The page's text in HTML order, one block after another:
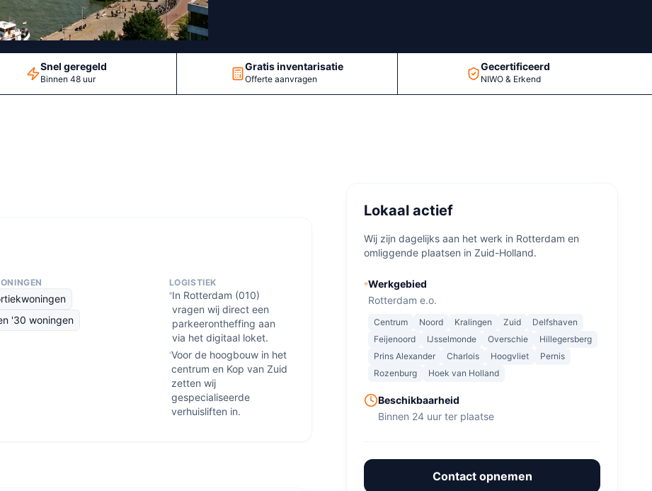
Snel geregeld
Binnen 48 uur
Gratis inventarisatie
Offerte aanvragen
Gecertificeerd
NIWO & Erkend
'30 woningen
LOGISTIEK
In Rotterdam (010)
vragen wij direct een
parkeerontheffing aan
via het digitaal loket.
Voor de hoogbouw in het
centrum en Kop van Zuid
zetten wij
gespecialiseerde
verhuisliften in.
Lokaal actief
Wij zijn dagelijks aan het werk in Rotterdam en
omliggende plaatsen in Zuid-Holland.
Werkgebied
Rotterdam e.o.
Centrum Noord Kralingen Zuid
Delfshaven
Feijenoord
IJsselmonde Overschie
Hillegersberg
Prins Alexander
Charlois Hoogvliet
Pernis
Rozenburg
Hoek van Holland
Beschikbaarheid
Binnen 24 uur ter plaatse
Contact opnemen